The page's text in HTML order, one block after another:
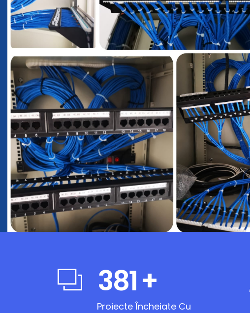
381+
Proiecte Încheiate Cu